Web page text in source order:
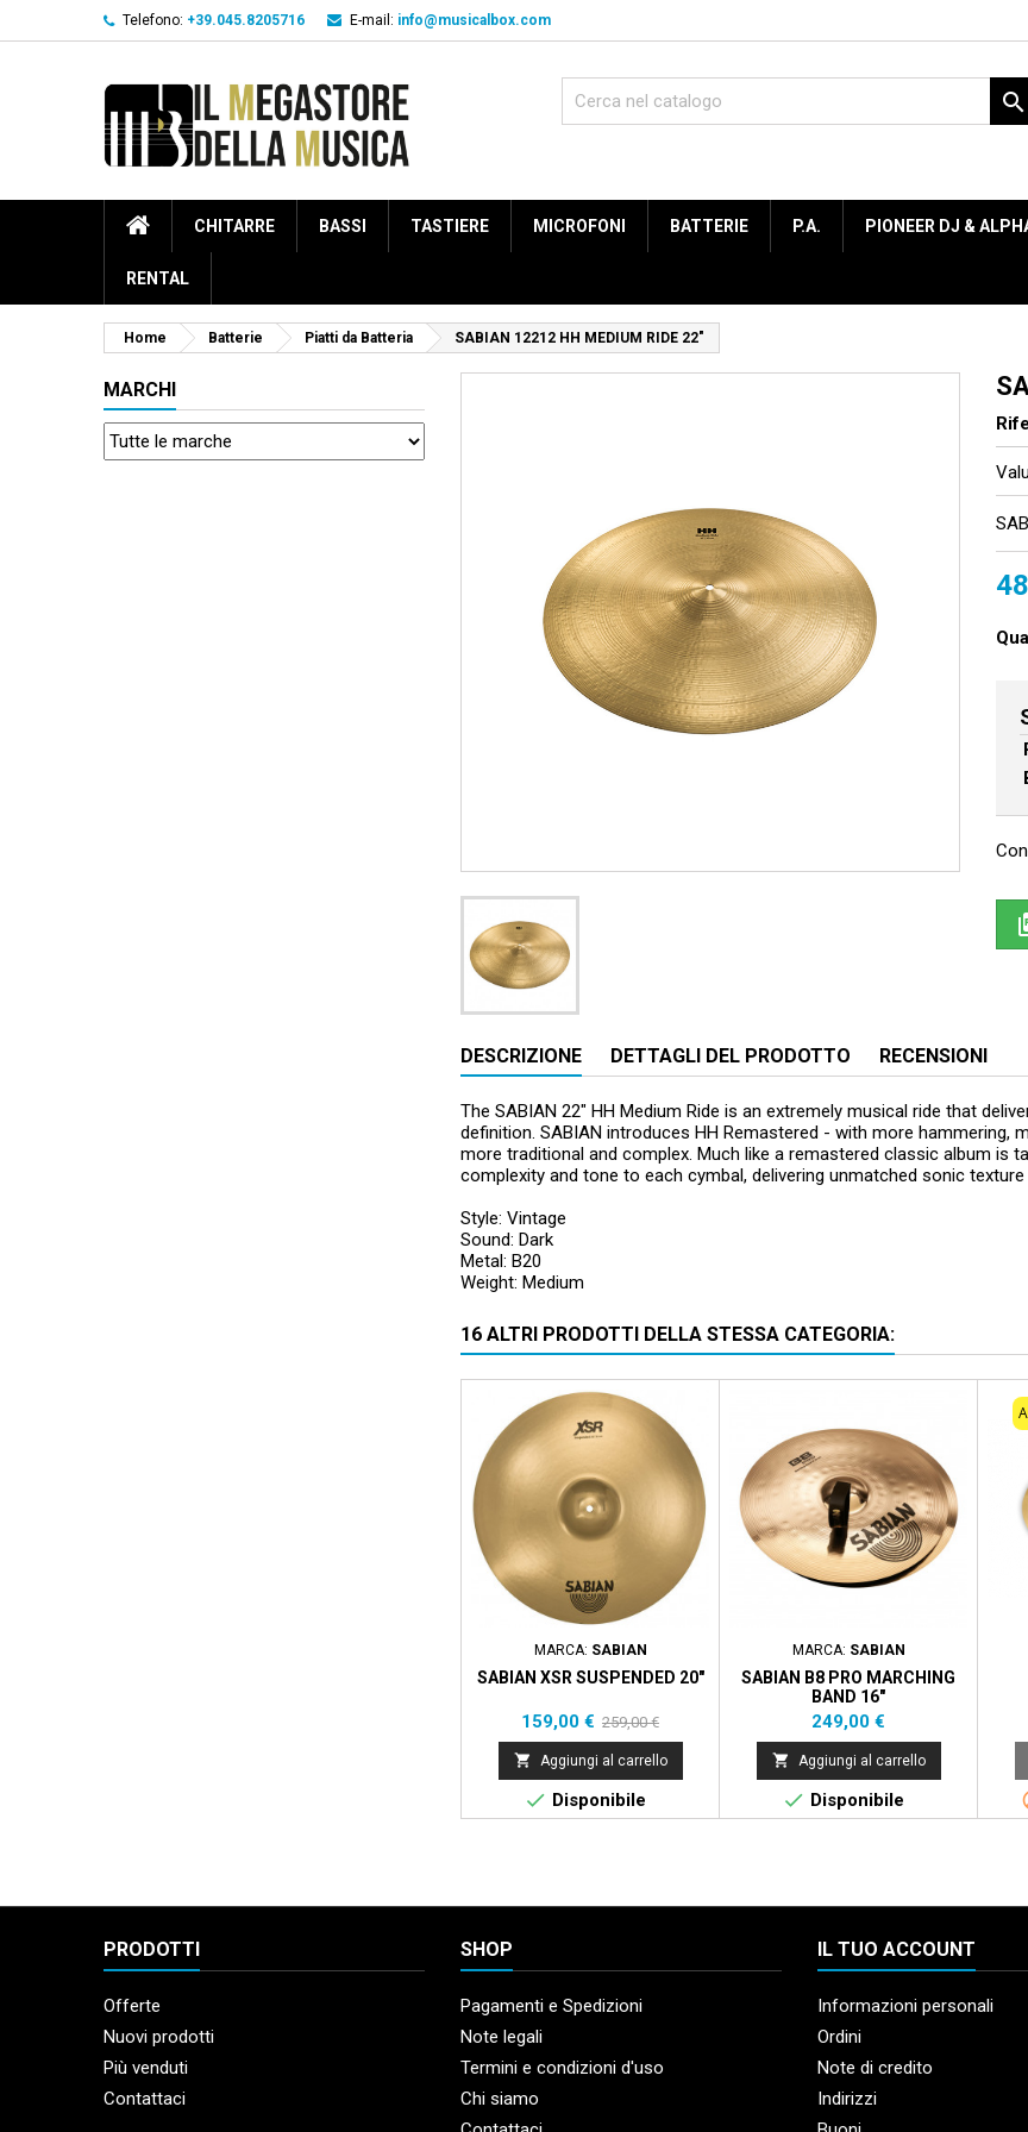
Telefono: +39.045.8205716 E-mail: info@musicalbox.com

CHITARRE BASSI TASTIERE MICROFONI BATTERIE P.A. PIONEER DJ &
RENTAL
Home Batterie Piatti da Batteria SABIAN 12212 HH MEDIUM RIDE 22"
MARCHI
DESCRIZIONE DETTAGLI DEL PRODOTTO RECENSIONI
The SABIAN 22" HH Medium Ride is an extremely musical ride that
definition. SABIAN introduces HH Remastered - with more hammering,
more traditional and complex. Much like a remastered classic album is
complexity and tone to each cymbal, delivering unmatched sonic
Style: Vintage
Sound: Dark
Metal: B20
Weight: Medium
16 ALTRI PRODOTTI DELLA STESSA CATEGORIA:
- 100,00 €
Prezzo scontato
MARCA: SABIAN
SABIAN XSR SUSPENDED 20"
Prezzo
159,00 € Prezzo
base
259,00 €
 Aggiungi al carrello
 Disponibile
MARCA: SABIAN
SABIAN B8 PRO MARCHING
BAND 16"
Prezzo
249,00 €
 Aggiungi al carrello
 Disponibile
PRODOTTI
Offerte
Nuovi prodotti
Più venduti
Contattaci
SHOP
Pagamenti e Spedizioni
Note legali
Termini e condizioni d'uso
Chi siamo
IL TUO ACCOUNT
Informazioni personali
Ordini
Note di credito
Indirizzi